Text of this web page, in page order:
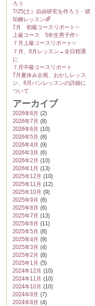
ラ
ス
～
ろう
7/25(土）自由研究を作ろう・琥
珀糖レッスン🌈
7月 初級コースリポート✨️
上級コース 5年生男子作✨️
７月上級コースリポート✨️
７月、8月レッスン→全日程🈵
に
７月中級コースリポート
7月夏休み企画、おかしレッス
ン、8月パンレッスンの詳細に
ついて
アーカイブ
2026年8月 (2)
2026年7月 (8)
2026年6月 (10)
2026年5月 (8)
2026年4月 (9)
2026年3月 (6)
2026年2月 (10)
2026年1月 (13)
2025年12月 (10)
2025年11月 (12)
2025年10月 (9)
2025年9月 (8)
2025年8月 (6)
2025年7月 (13)
2025年6月 (11)
2025年5月 (8)
2025年4月 (9)
2025年3月 (4)
2025年2月 (8)
2025年1月 (5)
2024年12月 (10)
2024年11月 (10)
2024年10月 (10)
2024年9月 (7)
2024年8月 (4)